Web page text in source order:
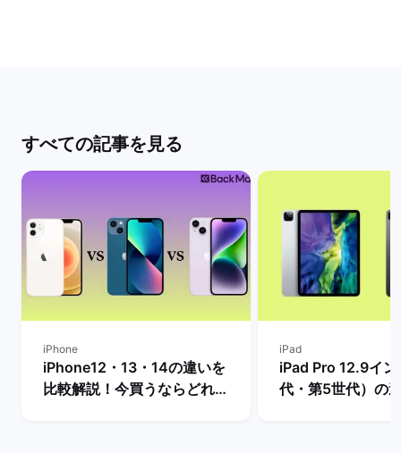
すべての記事を見る
iPhone
iPhone12・13・14の違いを
比較解説！今買うならどれが
iPad
iPad Pro 12.9イ
代・第5世代）の